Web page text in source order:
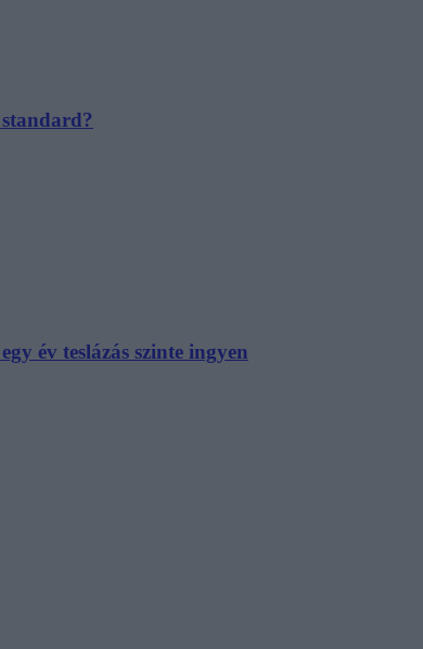
év teslázás szinte ingyen